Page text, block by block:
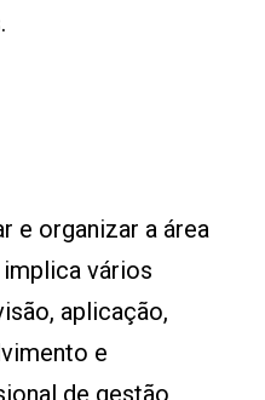
e organizar a área
vários
aplicação,
e
de gestão